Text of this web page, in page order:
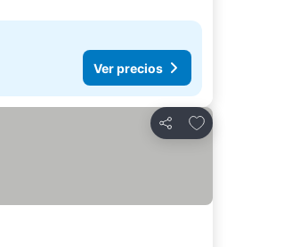
Ver precios
Compartir
Añadir a favoritos